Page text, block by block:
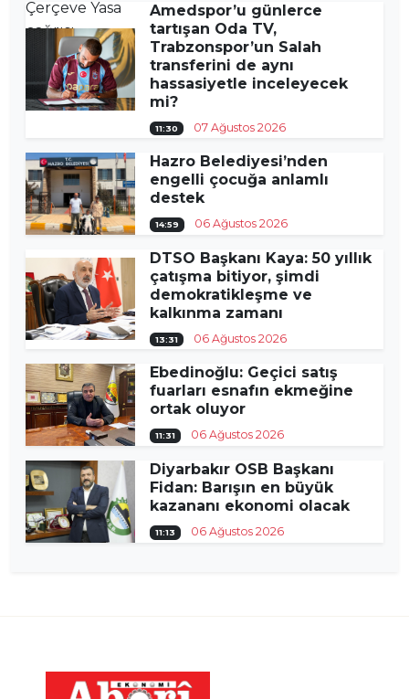
Amedspor’u günlerce
tartışan Oda TV,
Trabzonspor’un Salah
transferini de aynı
hassasiyetle inceleyecek
mi?
11:30 07 Ağustos 2026
Hazro Belediyesi’nden
engelli çocuğa anlamlı
destek
14:59 06 Ağustos 2026
DTSO Başkanı Kaya: 50 yıllık
çatışma bitiyor, şimdi
demokratikleşme ve
kalkınma zamanı
13:31 06 Ağustos 2026
Ebedinoğlu: Geçici satış
fuarları esnafın ekmeğine
ortak oluyor
11:31 06 Ağustos 2026
Diyarbakır OSB Başkanı
Fidan: Barışın en büyük
kazananı ekonomi olacak
11:13 06 Ağustos 2026